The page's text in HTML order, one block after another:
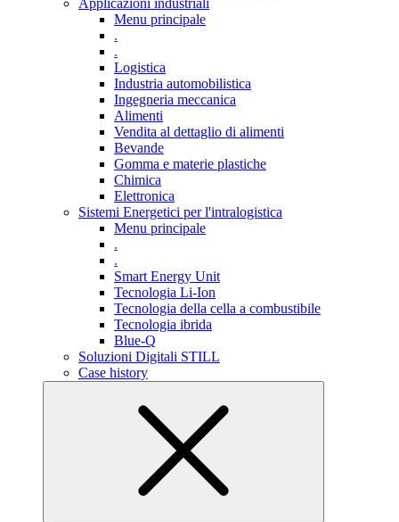
Applicazioni industriali
Menu principale
.
.
Logistica
Industria automobilistica
Ingegneria meccanica
Alimenti
Vendita al dettaglio di alimenti
Bevande
Gomma e materie plastiche
Chimica
Elettronica
Sistemi Energetici per l'intralogistica
Menu principale
.
.
Smart Energy Unit
Tecnologia Li-Ion
Tecnologia della cella a combustibile
Tecnologia ibrida
Blue-Q
Soluzioni Digitali STILL
Case history